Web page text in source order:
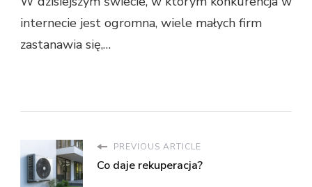
internecie jest ogromna, wiele małych firm
zastanawia się,…
PREVIOUS ARTICLE
Co daje rekuperacja?